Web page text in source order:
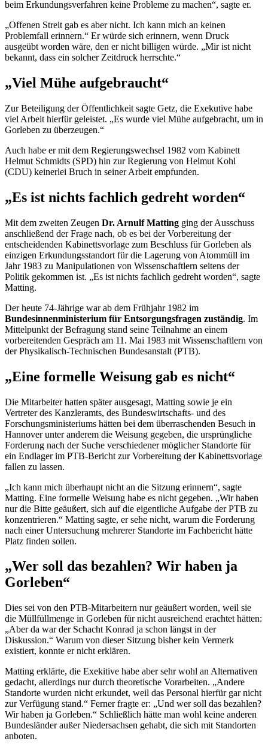
beim Erkundungsverfahren keine Probleme zu machen“, sagte er.
„Offenen Streit gab es aber nicht. Ich kann mich an keinen
Problemfall erinnern.“ Er würde sich erinnern, wenn Druck
ausgeübt worden wäre, den er nicht billigen würde. „Mir ist nicht
bekannt, dass ein solcher Zeitdruck herrschte.“
„Viel Mühe aufgebraucht“
Zur Beteiligung der Öffentlichkeit sagte Getz, die Exekutive habe
viel Arbeit hierfür geleistet. „Es wurde viel Mühe aufgebracht, um in
Gorleben zu überzeugen.“
Auch habe er mit dem Regierungswechsel 1982 vom Kabinett
Helmut Schmidts (SPD) hin zur Regierung von Helmut Kohl
(CDU) keinerlei Bruch in seiner Arbeit empfunden.
„Es ist nichts fachlich gedreht worden“
Mit dem zweiten Zeugen Dr. Arnulf Matting ging der Ausschuss
anschließend der Frage nach, ob es bei der Vorbereitung der
entscheidenden Kabinettsvorlage zum Beschluss für Gorleben als
einzigen Erkundungsstandort für die Lagerung von Atommüll im
Jahr 1983 zu Manipulationen von Wissenschaftlern seitens der
Politik gekommen ist. „Es ist nichts fachlich gedreht worden“, sagte
Matting.
Der heute 74-Jährige war ab dem Frühjahr 1982 im
Bundesinnenministerium für Entsorgungsfragen zuständig. Im
Mittelpunkt der Befragung stand seine Teilnahme an einem
vorbereitenden Gespräch am 11. Mai 1983 mit Wissenschaftlern von
der Physikalisch-Technischen Bundesanstalt (PTB).
„Eine formelle Weisung gab es nicht“
Die Mitarbeiter hatten später ausgesagt, Matting sowie je ein
Vertreter des Kanzleramts, des Bundeswirtschafts- und des
Forschungsministeriums hätten bei dem überraschenden Besuch in
Hannover unter anderem die Weisung gegeben, die ursprüngliche
Forderung nach der Suche verschiedener möglicher Standorte für
ein Endlager im PTB-Bericht zur Vorbereitung der Kabinettsvorlage
fallen zu lassen.
„Ich kann mich überhaupt nicht an die Sitzung erinnern“, sagte
Matting. Eine formelle Weisung habe es nicht gegeben. „Wir haben
nur die Bitte geäußert, sich auf die eigentliche Aufgabe der PTB zu
konzentrieren.“ Matting sagte, er sehe nicht, warum die Forderung
nach einer Untersuchung mehrerer Standorte im Fachbericht hätte
Platz finden sollen.
„Wer soll das bezahlen? Wir haben ja
Gorleben“
Dies sei von den PTB-Mitarbeitern nur geäußert worden, weil sie
die Müllfüllmenge in Gorleben für nicht ausreichend erachtet hätten:
„Aber da war der Schacht Konrad ja schon längst in der
Diskussion.“ Warum von dieser Sitzung bisher kein Vermerk
existiert, konnte er nicht erklären.
Matting erklärte, die Exekitive habe aber sehr wohl an Alternativen
gedacht, allerdings nur durch theoretische Vorarbeiten. „Andere
Standorte wurden nicht erkundet, weil das Personal hierfür gar nicht
zur Verfügung stand.“ Ferner fragte er: „Und wer soll das bezahlen?
Wir haben ja Gorleben.“ Schließlich hätte man wohl keine anderen
Bundesländer außer Niedersachsen gehabt, die sich mit Standorten
anboten.